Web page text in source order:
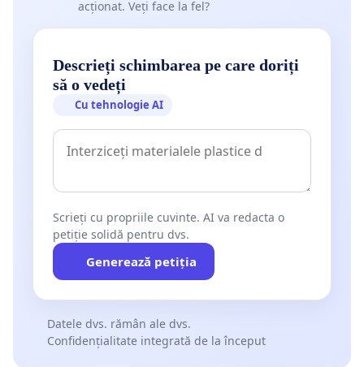
acționat. Veți face la fel?
Descrieți schimbarea pe care doriți
să o vedeți
Cu tehnologie AI
Scrieți cu propriile cuvinte. AI va redacta o
petiție solidă pentru dvs.
Generează petiția
Datele dvs. rămân ale dvs.
Confidențialitate integrată de la început